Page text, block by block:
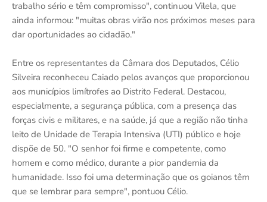
trabalho sério e têm compromisso", continuou Vilela, que
ainda informou: "muitas obras virão nos próximos meses para
dar oportunidades ao cidadão."
Entre os representantes da Câmara dos Deputados, Célio
Silveira reconheceu Caiado pelos avanços que proporcionou
aos municípios limítrofes ao Distrito Federal. Destacou,
especialmente, a segurança pública, com a presença das
forças civis e militares, e na saúde, já que a região não tinha
leito de Unidade de Terapia Intensiva (UTI) público e hoje
dispõe de 50. "O senhor foi firme e competente, como
homem e como médico, durante a pior pandemia da
humanidade. Isso foi uma determinação que os goianos têm
que se lembrar para sempre", pontuou Célio.